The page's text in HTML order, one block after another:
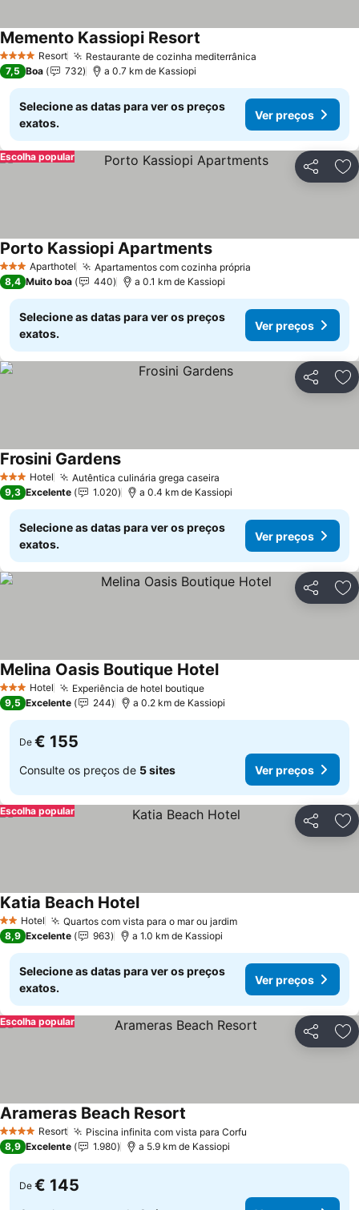
4 EstrelasResort Restaurante de cozinha mediterrânica
Memento Kassiopi Resort
7,5 Boa 732 a 0.7 km de Kassiopi
Selecione as datas para ver os preços
exatos.
Ver preços
Partilhar
Escolha popular
3 EstrelasAparthotel Apartamentos com cozinha própria
Porto Kassiopi Apartments
8,4 Muito boa 440 a 0.1 km de Kassiopi
Selecione as datas para ver os preços
exatos.
Ver preços
Partilhar
3 EstrelasHotel Autêntica culinária grega caseira
Frosini Gardens
9,3 Excelente 1.020 a 0.4 km de Kassiopi
Selecione as datas para ver os preços
exatos.
Ver preços
Partilhar
3 EstrelasHotel Experiência de hotel boutique
Melina Oasis Boutique Hotel
9,5 Excelente 244 a 0.2 km de Kassiopi
De € 155
Consulte os preços de 5 sites Ver preços
Partilhar
Escolha popular
2 Estrelas
Hotel Quartos com vista para o mar ou jardim
Katia Beach Hotel
8,9 Excelente 963 a 1.0 km de Kassiopi
Selecione as datas para ver os preços
exatos.
Ver preços
Partilhar
Escolha popular
4 EstrelasResort Piscina infinita com vista para Corfu
Arameras Beach Resort
8,9 Excelente 1.980 a 5.9 km de Kassiopi
De € 145